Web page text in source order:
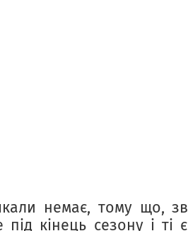
немає, тому що,
кінець сезону і ті